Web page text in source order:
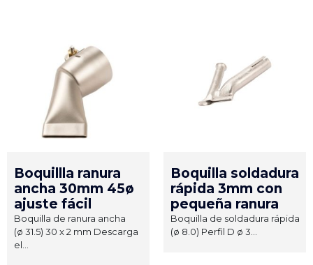
Boquillla ranura
ancha 30mm 45ø
ajuste fácil
Boquilla de ranura ancha
(ø 31.5) 30 x 2 mm Descarga
el...
Boquilla soldadura
rápida 3mm con
pequeña ranura
Boquilla de soldadura rápida
(ø 8.0) Perfil D ø 3...